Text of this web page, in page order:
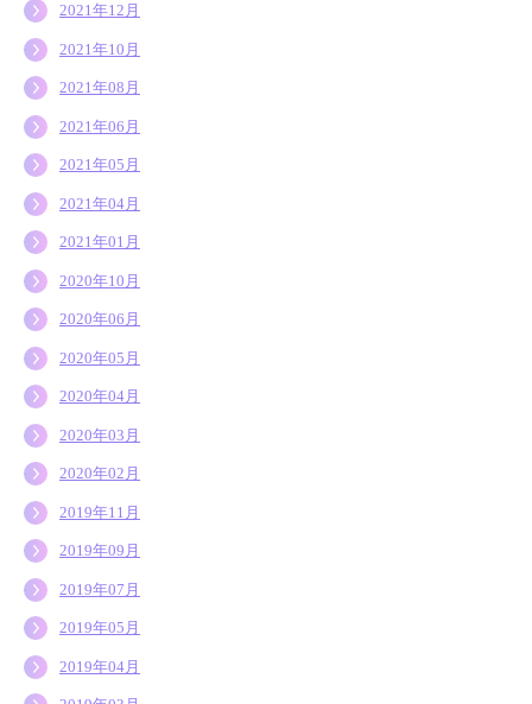
2021年12月
2021年10月
2021年08月
2021年06月
2021年05月
2021年04月
2021年01月
2020年10月
2020年06月
2020年05月
2020年04月
2020年03月
2020年02月
2019年11月
2019年09月
2019年07月
2019年05月
2019年04月